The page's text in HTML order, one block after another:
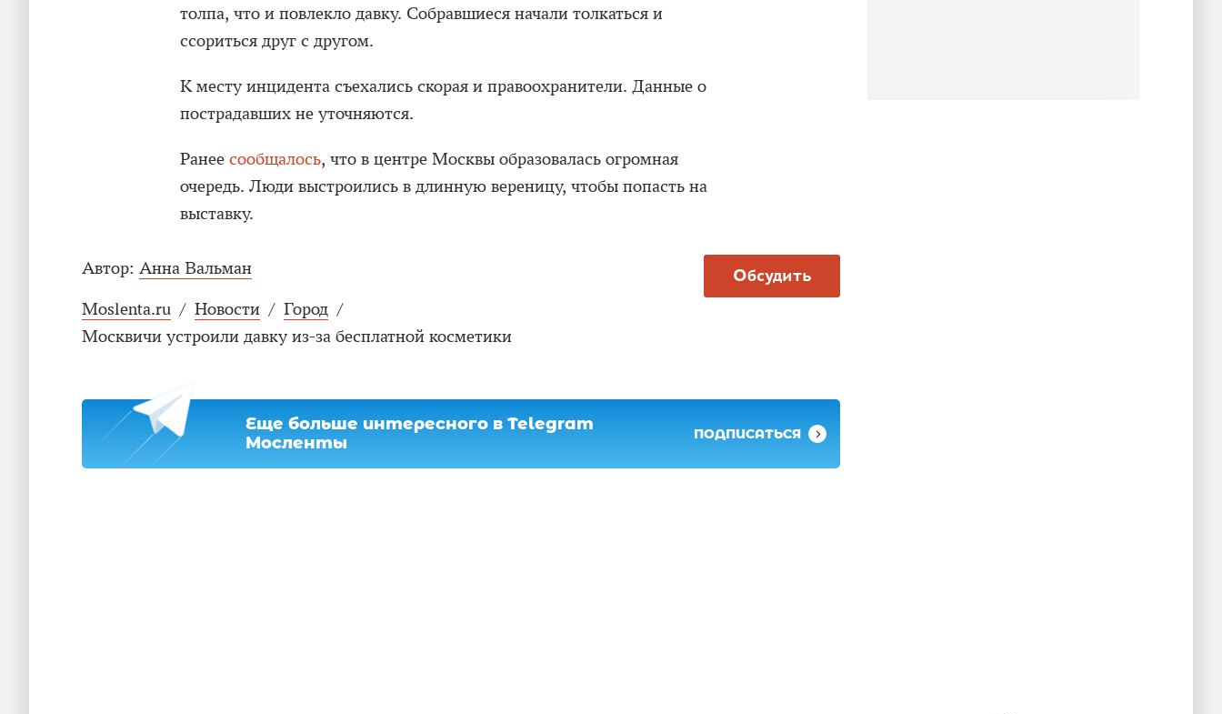
толпа, что и повлекло давку. Собравшиеся начали толкаться и
ссориться друг с другом.
К месту инцидента съехались скорая и правоохранители. Данные о
пострадавших не уточняются.
Ранее сообщалось, что в центре Москвы образовалась огромная
очередь. Люди выстроились в длинную вереницу, чтобы попасть на
выставку.
Обсудить
Автор: Анна Вальман
Moslenta.ru / Новости / Город /
Москвичи устроили давку из-за бесплатной косметики
Еще больше интересного в Telegram
Мосленты
ПОДПИСАТЬСЯ